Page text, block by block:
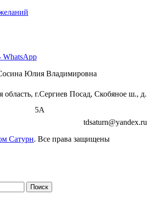
WhatsApp
Юлия Владимировна
область, г.Сергиев Посад, Скобяное ш., д.
5А
tdsaturn@yandex.ru
Сатурн. Все права защищены
Поиск